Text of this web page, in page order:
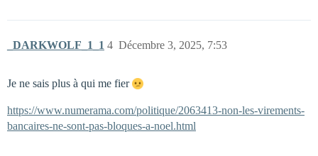
_DARKWOLF_1_1 Décembre 3, 2025, 7:53
4
Je ne sais plus à qui me fier
https://www.numerama.com/politique/2063413-non-les-virements-
bancaires-ne-sont-pas-bloques-a-noel.html